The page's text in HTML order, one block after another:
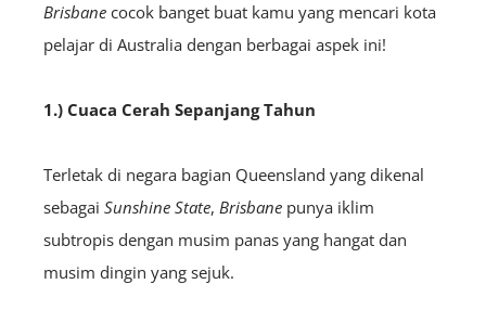
Brisbane cocok banget buat kamu yang mencari kota
pelajar di Australia dengan berbagai aspek ini!
1.) Cuaca Cerah Sepanjang Tahun
Terletak di negara bagian Queensland yang dikenal
sebagai Sunshine State, Brisbane punya iklim
subtropis dengan musim panas yang hangat dan
musim dingin yang sejuk.